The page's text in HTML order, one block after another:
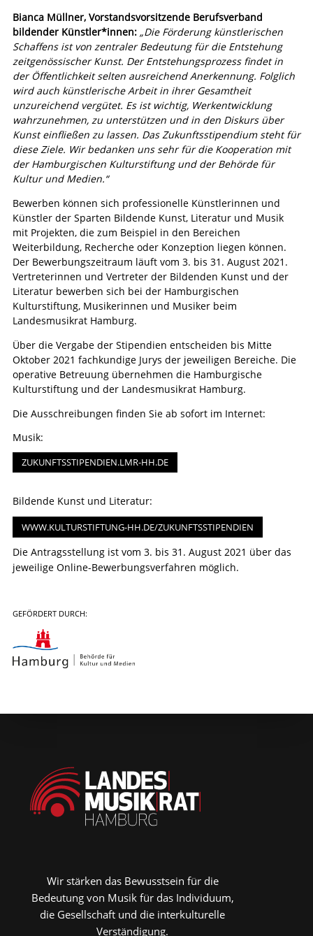
Bianca Müllner, Vorstandsvorsitzende Berufsverband
bildender Künstler*innen: „Die Förderung künstlerischen
Schaffens ist von zentraler Bedeutung für die Entstehung
zeitgenössischer Kunst. Der Entstehungsprozess findet in
der Öffentlichkeit selten ausreichend Anerkennung. Folglich
wird auch künstlerische Arbeit in ihrer Gesamtheit
unzureichend vergütet. Es ist wichtig, Werkentwicklung
wahrzunehmen, zu unterstützen und in den Diskurs über
Kunst einfließen zu lassen. Das Zukunftsstipendium steht für
diese Ziele. Wir bedanken uns sehr für die Kooperation mit
der Hamburgischen Kulturstiftung und der Behörde für
Kultur und Medien.“
Bewerben können sich professionelle Künstlerinnen und
Künstler der Sparten Bildende Kunst, Literatur und Musik
mit Projekten, die zum Beispiel in den Bereichen
Weiterbildung, Recherche oder Konzeption liegen können.
Der Bewerbungszeitraum läuft vom 3. bis 31. August 2021.
Vertreterinnen und Vertreter der Bildenden Kunst und der
Literatur bewerben sich bei der Hamburgischen
Kulturstiftung, Musikerinnen und Musiker beim
Landesmusikrat Hamburg.
Über die Vergabe der Stipendien entscheiden bis Mitte
Oktober 2021 fachkundige Jurys der jeweiligen Bereiche. Die
operative Betreuung übernehmen die Hamburgische
Kulturstiftung und der Landesmusikrat Hamburg.
Die Ausschreibungen finden Sie ab sofort im Internet:
Musik:
ZUKUNFTSSTIPENDIEN.LMR-HH.DE
Bildende Kunst und Literatur:
WWW.KULTURSTIFTUNG-HH.DE/ZUKUNFTSSTIPENDIEN
Die Antragsstellung ist vom 3. bis 31. August 2021 über das
jeweilige Online-Bewerbungsverfahren möglich.
GEFÖRDERT DURCH:
Wir stärken das Bewusstsein für die
Bedeutung von Musik für das Individuum,
die Gesellschaft und die interkulturelle
Verständigung.